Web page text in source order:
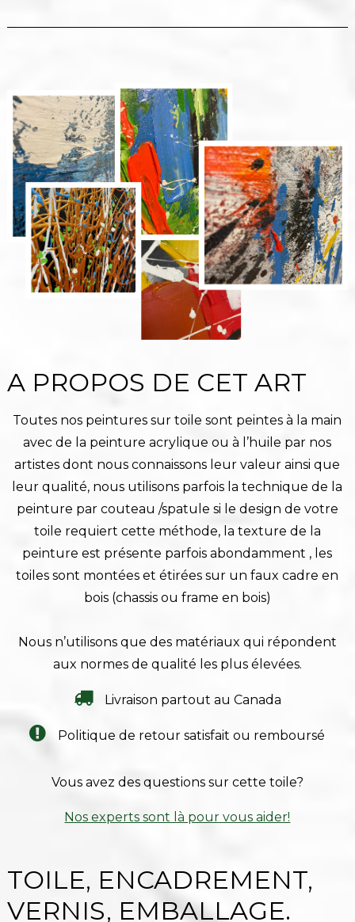
A PROPOS DE CET ART
Toutes nos peintures sur toile sont peintes à la main
avec de la peinture acrylique ou à l’huile par nos
artistes dont nous connaissons leur valeur ainsi que
leur qualité, nous utilisons parfois la technique de la
peinture par couteau /spatule si le design de votre
toile requiert cette méthode, la texture de la
peinture est présente parfois abondamment , les
toiles sont montées et étirées sur un faux cadre en
bois (chassis ou frame en bois)
Nous n’utilisons que des matériaux qui répondent
aux normes de qualité les plus élevées.
Livraison partout au Canada
Politique de retour satisfait ou remboursé
Vous avez des questions sur cette toile?
Nos experts sont là pour vous aider!
TOILE, ENCADREMENT,
VERNIS, EMBALLAGE.